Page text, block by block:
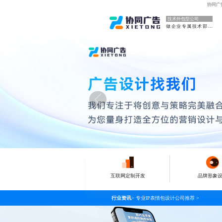
协同广
技术外包型公司
做企业专属技术部门
互联网定制开发 品牌形象
行业资讯> 专业IP表情包设计公司推荐 >